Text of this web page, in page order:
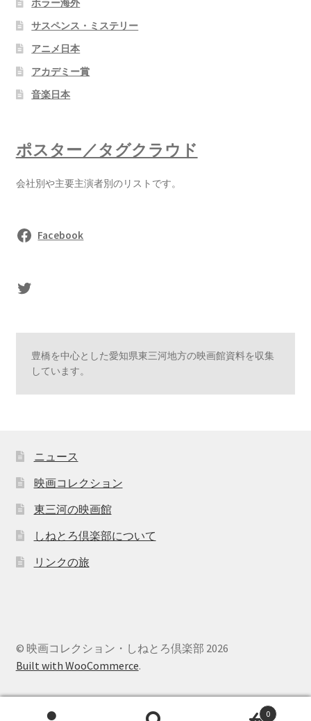
ホラー海外
サスペンス・ミステリー
アニメ日本
アカデミー賞
音楽日本
ポスター／タグクラウド
会社別や主要主演者別のリストです。
Facebook
sasaki's Twitter
豊橋を中心とした愛知県東三河地方の映画館資料を収集
しています。
ニュース
映画コレクション
東三河の映画館
しねとろ倶楽部について
リンクの旅
© 映画コレクション・しねとろ倶楽部 2026
Built with WooCommerce.
0